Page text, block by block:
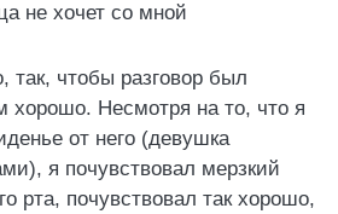
не хочет со мной
так, чтобы разговор был
хорошо. Несмотря на то, что я
от него (девушка
я почувствовал мерзкий
рта, почувствовал так хорошо,